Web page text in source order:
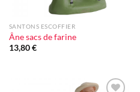
SANTONS ESCOFFIER
Âne sacs de farine
13,80€